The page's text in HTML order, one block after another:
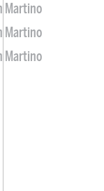
Martino
Martino
Martino